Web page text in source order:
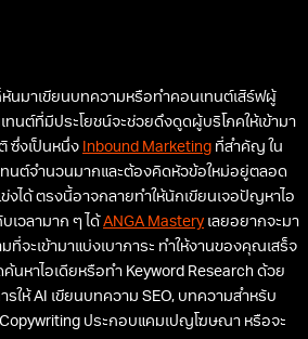
หันมาเขียนบทความหรือทำคอนเทนต์เสิร์ฟผู้
ทนต์ที่มีประโยชน์จะช่วยดึงดูดผู้บริโภคให้เข้ามา
ซึ่งเป็นหนึ่ง Inbound Marketing ที่สำคัญ ใน
ทนต์จำนวนมากและต้องคิดหัวข้อใหม่อยู่ตลอด
งได้ ตรงนี้อาจกลายทำให้นักเขียนเจอปัญหาไอ
เวลามาก ๆ ได้ ANGA Mastery เลยอยากจะมา
ที่จะเข้ามาแบ่งเบาภาระ ทำให้งานของคุณเสร็จ
นหาไอเดียหรือทำ Keyword Research ด้วย
รให้ AI เขียนบทความ SEO, บทความสำหรับ
ประกอบแคมเปญโฆษณา หรือจะ